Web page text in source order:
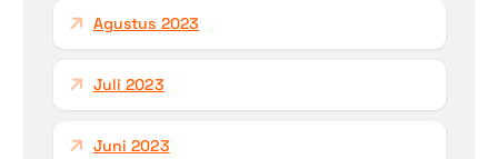
Agustus 2023
Juli 2023
Juni 2023